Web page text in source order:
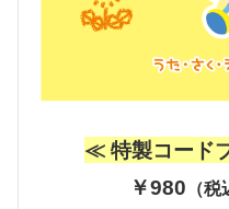
≪ 特製コード
￥980 （